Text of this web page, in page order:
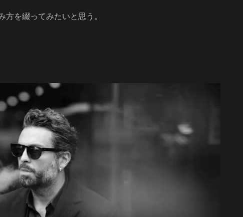
を綴ってみたいと思う。